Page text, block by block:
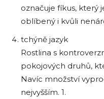
označuje fíkus, který
oblíbený i kvůli
tchýně jazyk
Rostlina s
pokojových druhů,
Navíc množství
nejvyšším. 1.